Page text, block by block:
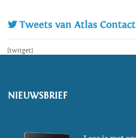
Tweets van Atlas Contact
[twitget]
NIEUWSBRIEF